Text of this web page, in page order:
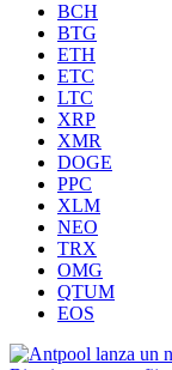
BCH
BTG
ETH
ETC
LTC
XRP
XMR
DOGE
PPC
XLM
NEO
TRX
OMG
QTUM
EOS